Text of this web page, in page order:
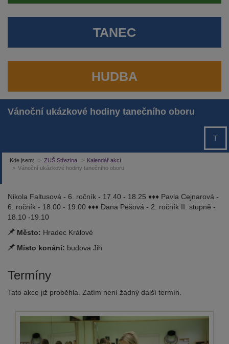
TANEC
HUDBA
Vánoční ukázkové hodiny tanečního oboru
T
Kde jsem: ZUŠ Střezina
Kalendář akcí
Vánoční ukázkové hodiny tanečního oboru
Nikola Faltusová - 6. ročník - 17.40 - 18.25 ♦♦♦ Pavla Cejnarová -
6. ročník - 18.00 - 19.00 ♦♦♦ Dana Pešová - 2. ročník II. stupně -
18.10 -19.10
Město: Hradec Králové
Místo konání: budova Jih
Termíny
Tato akce již proběhla. Zatím není žádný další termín.